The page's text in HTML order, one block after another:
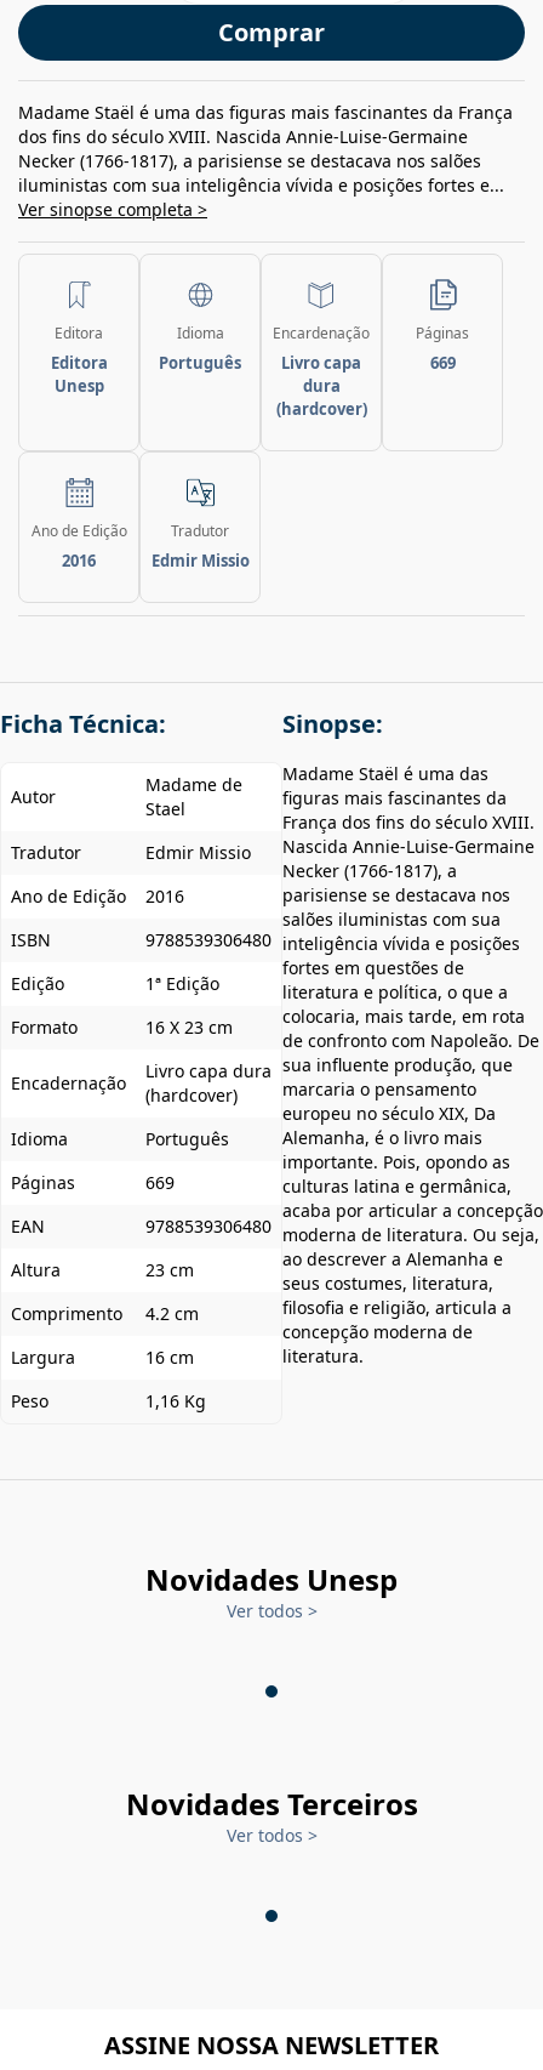
Comprar
Madame Staël é uma das figuras mais fascinantes da França
dos fins do século XVIII. Nascida Annie-Luise-Germaine
Necker (1766-1817), a parisiense se destacava nos salões
iluministas com sua inteligência vívida e posições fortes e...
Ver sinopse completa >
Editora
Editora
Unesp
Idioma
Português
Encardenação
Livro capa
dura
(hardcover)
Páginas
669
Ano de Edição
2016
Tradutor
Edmir Missio
Ficha Técnica:
Autor
Madame de
Stael
Tradutor
Edmir Missio
Ano de Edição
2016
ISBN
9788539306480
Edição
1ª Edição
Formato
16 X 23 cm
Encadernação
Livro capa dura
(hardcover)
Idioma
Português
Páginas
669
EAN
9788539306480
Altura
23 cm
Comprimento
4.2 cm
Largura
16 cm
Peso
1,16 Kg
Sinopse:
Madame Staël é uma das
figuras mais fascinantes da
França dos fins do século XVIII.
Nascida Annie-Luise-Germaine
Necker (1766-1817), a
parisiense se destacava nos
salões iluministas com sua
inteligência vívida e posições
fortes em questões de
literatura e política, o que a
colocaria, mais tarde, em rota
de confronto com Napoleão. De
sua influente produção, que
marcaria o pensamento
europeu no século XIX, Da
Alemanha, é o livro mais
importante. Pois, opondo as
culturas latina e germânica,
acaba por articular a concepção
moderna de literatura. Ou seja,
ao descrever a Alemanha e
seus costumes, literatura,
filosofia e religião, articula a
concepção moderna de
literatura.
Novidades Unesp
Ver todos >
Novidades Terceiros
Ver todos >
ASSINE NOSSA NEWSLETTER